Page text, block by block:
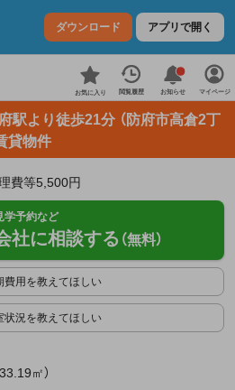
ダウンロード アプリで開く
お気に入り 閲覧履歴 お知らせ マイページ
駅より徒歩21分 （防府市高倉2丁
貸物件
費等5,500円
学予約など
社に相談する （無料）
費用を教えてほしい
状況を教えてほしい
㎡）